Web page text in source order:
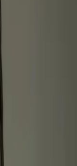
obnovu? Lékař
a vystaví
ještě dnes.
online